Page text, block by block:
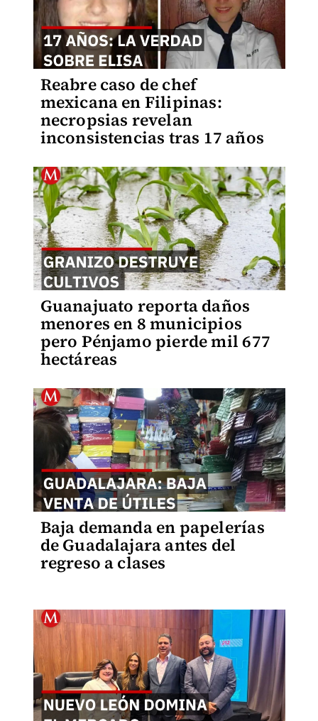
Reabre caso de chef
mexicana en Filipinas:
necropsias revelan
inconsistencias tras 17 años
Guanajuato reporta daños
menores en 8 municipios
pero Pénjamo pierde mil 677
hectáreas
Baja demanda en papelerías
de Guadalajara antes del
regreso a clases